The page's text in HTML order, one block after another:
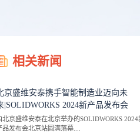
相关新闻
京盛维安泰携手智能制造业迈向未
|SOLIDWORKS 2024新产品发布会
北京盛维安泰在北京举办的SOLIDWORKS 2024
品发布会北京站圆满落幕....